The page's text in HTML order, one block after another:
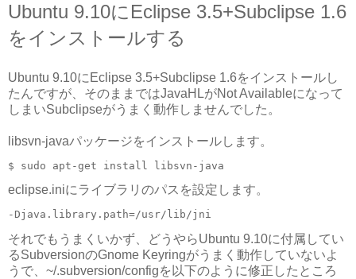
Ubuntu 9.10にEclipse 3.5+Subclipse 1.6
をインストールする
Ubuntu 9.10にEclipse 3.5+Subclipse 1.6をインストールし
たんですが、そのままではJavaHLがNot Availableになって
しまいSubclipseがうまく動作しませんでした。
libsvn-javaパッケージをインストールします。
$ sudo apt-get install libsvn-java
eclipse.iniにライブラリのパスを設定します。
-Djava.library.path=/usr/lib/jni
それでもうまくいかず、どうやらUbuntu 9.10に付属してい
るSubversionのGnome Keyringがうまく動作していないよ
うで、~/.subversion/configを以下のように修正したところ